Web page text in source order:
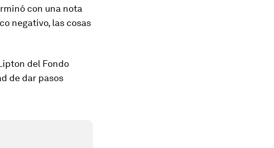
con una nota
negativo, las cosas
del Fondo
de dar pasos